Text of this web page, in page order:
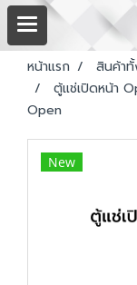
หน้าแรก สินค้า
ตู้แช่เปิดหน้า
Open
New